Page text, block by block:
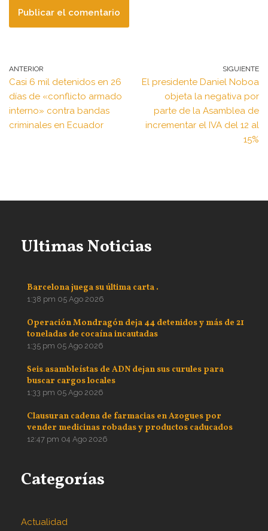
ANTERIOR
Casi 6 mil detenidos en 26
días de «conflicto armado
interno» contra bandas
criminales en Ecuador
SIGUIENTE
El presidente Daniel Noboa
objeta la negativa por
parte de la Asamblea de
incrementar el IVA del 12 al
15%
Ultimas Noticias
Barcelona juega su última carta .
1:38 pm 05 Ago 2026
Operación Mondragón deja 44 detenidos y más de 21
toneladas de cocaína incautadas
1:35 pm 05 Ago 2026
Seis asambleístas de ADN dejan sus curules para
buscar cargos locales
1:33 pm 05 Ago 2026
Clausuran cadena de farmacias en Azogues por
vender medicinas robadas y productos caducados
12:47 pm 04 Ago 2026
Categorías
Actualidad